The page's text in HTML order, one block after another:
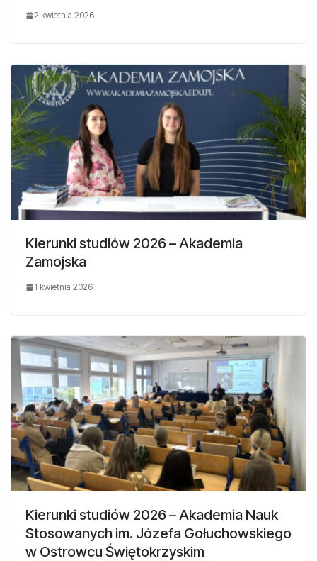
2 kwietnia 2026
Kierunki studiów 2026 – Akademia
Zamojska
1 kwietnia 2026
Kierunki studiów 2026 – Akademia Nauk
Stosowanych im. Józefa Gołuchowskiego
w Ostrowcu Świętokrzyskim